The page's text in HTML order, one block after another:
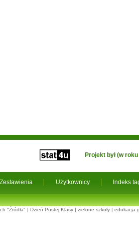
Zestawienia Użytkownicy Indeks
Projekt był (w
"Źródła" | Dzień Pustej Klasy | zielone szkoły | edukacja